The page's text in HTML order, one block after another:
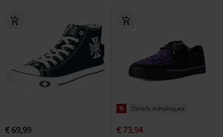
€ 69,99
% Détails métalliques
€ 73,94